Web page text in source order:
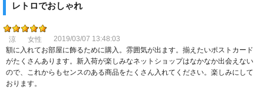
レトロでおしゃれ
涼 女性
2019/03/07 13:48:03
額に入れてお部屋に飾るために購入。雰囲気が出ます。揃えたいポストカード
がたくさんあります。新入荷が楽しみなネットショップはなかなか出会えない
ので、これからもセンスのある商品をたくさん入れてください。楽しみにして
おります。